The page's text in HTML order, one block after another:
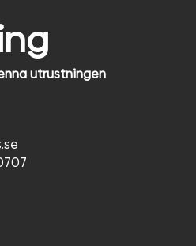
utrustningen